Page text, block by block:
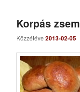
Korpás
Közzétéve2013-02-05